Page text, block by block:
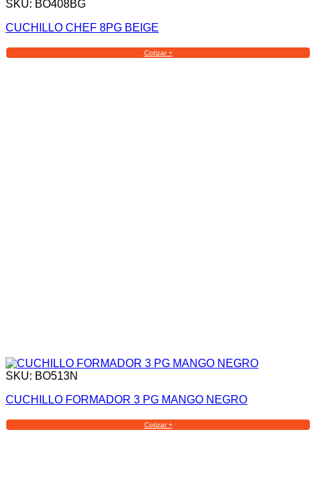
SKU: BO408BG
CUCHILLO CHEF 8PG BEIGE
Cotizar +
SKU: BO513N
CUCHILLO FORMADOR 3 PG MANGO NEGRO
Cotizar +